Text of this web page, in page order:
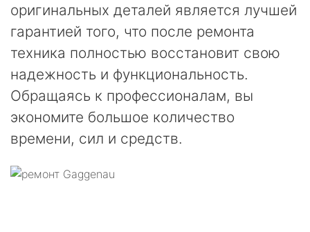
оригинальных деталей является лучшей
гарантией того, что после ремонта
техника полностью восстановит свою
надежность и функциональность.
Обращаясь к профессионалам, вы
экономите большое количество
времени, сил и средств.